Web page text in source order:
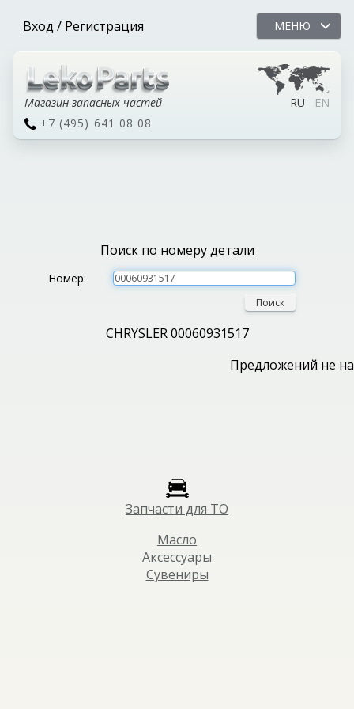
Вход / Регистрация МЕНЮ
Магазин запасных частей RU
EN
+7 (495) 641 08 08
Поиск по номеру детали
Номер:
Поиск
CHRYSLER 00060931517
Предложений не
Запчасти для ТО
Масло
Аксессуары
Сувениры